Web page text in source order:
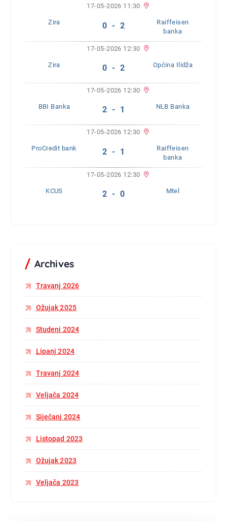
17-05-2026 11:30
Zira 0 - 2
Raiffeisen
banka
17-05-2026 12:30
Zira 0 - 2 Općina Ilidža
17-05-2026 12:30
BBI Banka 2 - 1 NLB Banka
17-05-2026 12:30
ProCredit bank 2 - 1
Raiffeisen
banka
17-05-2026 12:30
KCUS 2 - 0 Mtel
Archives
Travanj 2026
Ožujak 2025
Studeni 2024
Lipanj 2024
Travanj 2024
Veljača 2024
Siječanj 2024
Listopad 2023
Ožujak 2023
Veljača 2023